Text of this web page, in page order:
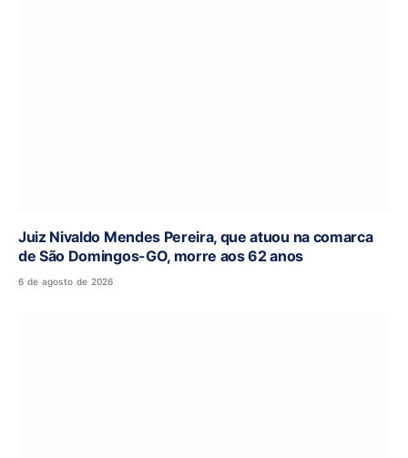
Juiz Nivaldo Mendes Pereira, que atuou na comarca
de São Domingos-GO, morre aos 62 anos
6 de agosto de 2026